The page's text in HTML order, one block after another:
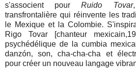
s'associent pourRuido Tovar
transfrontalière qui réinvente les
le Mexique et la Colombie.
Rigo Tovar [chanteur
psychédélique de la cumbia
danzón, son, cha-cha-cha et
pour créer un nouveau langage